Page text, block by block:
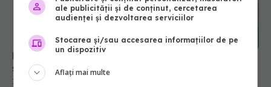
și ce poți să faci să o previi
11 oct 2023, 16:06
ale publicității și de conținut, cercetarea
audienței și dezvoltarea serviciilor
Stocarea și/sau accesarea informațiilor de pe
un dispozitiv
Aflați mai multe